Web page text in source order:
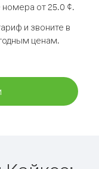
от 25.0 ¢.
и звоните в
ценам.